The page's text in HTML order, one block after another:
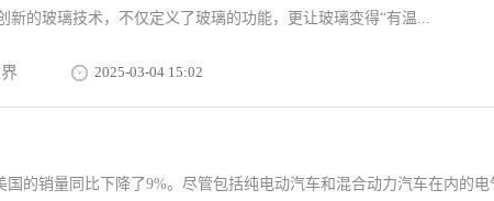
新的玻璃技术，不仅定义了玻璃的功能，更让玻璃变得“有温...
2025-03-04 15:02
的销量同比下降了9%。尽管包括纯电动汽车和混合动力汽车在内的电